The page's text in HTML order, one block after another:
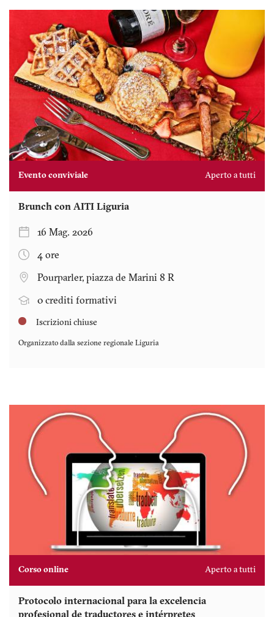
Evento conviviale Aperto a tutti
Brunch con AITI Liguria
16 Mag. 2026
4 ore
Pourparler, piazza de Marini 8 R
0 crediti formativi
Iscrizioni chiuse
Organizzato dalla sezione regionale Liguria
Corso online Aperto a tutti
Protocolo internacional para la excelencia